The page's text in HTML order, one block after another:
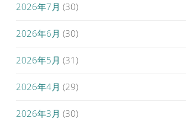
2026年7月 (30)
2026年6月 (30)
2026年5月 (31)
2026年4月 (29)
2026年3月 (30)